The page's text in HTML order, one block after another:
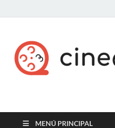
Cine
MENÚ PRINCIPAL